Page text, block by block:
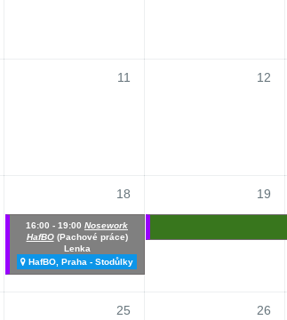
11 12
18 19
16:00 - 19:00 Nosework
HafBO(Pachové práce)
Lenka
HafBO, Praha - Stodůlky
25 26